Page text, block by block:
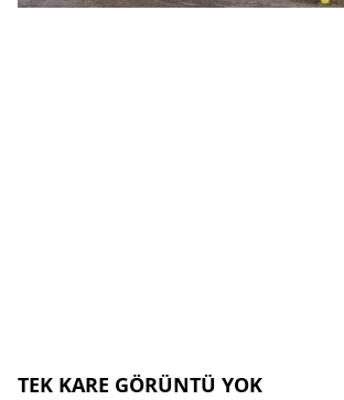
TEK KARE GÖRÜNTÜ YOK